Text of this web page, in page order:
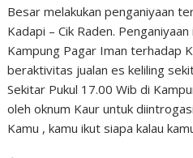
Besar melakukan penganiyaan
Kadapi – Cik Raden.
Kampung Pagar Iman terhadap
beraktivitas jualan es keliling
Sekitar Pukul 17.00 Wib di
oleh oknum Kaur untuk
Kamu , kamu ikut siapa kalau